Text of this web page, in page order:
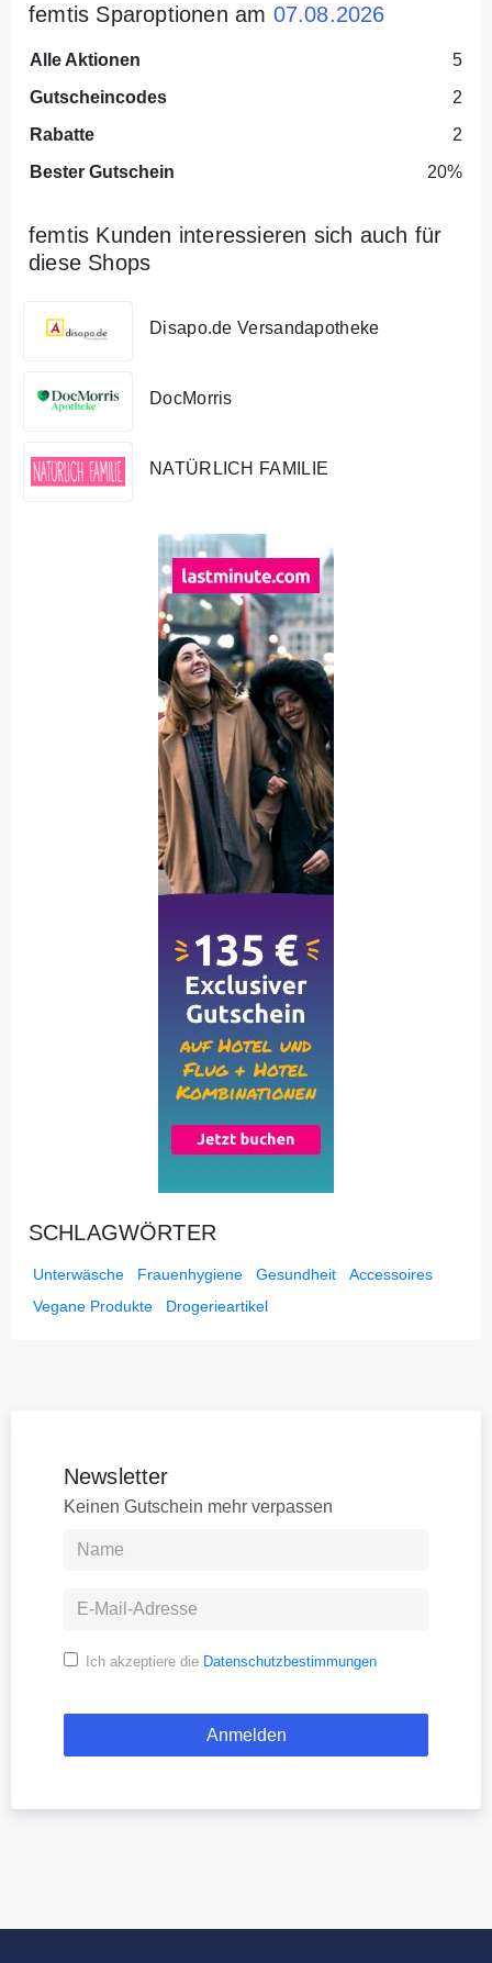
femtis Sparoptionen am 07.08.2026
Alle Aktionen
5
Gutscheincodes
2
Rabatte
2
Bester Gutschein
20%
femtis Kunden interessieren sich auch für
diese Shops
Disapo.de Versandapotheke
DocMorris
NATÜRLICH FAMILIE
SCHLAGWÖRTER
Unterwäsche Frauenhygiene Gesundheit
Accessoires
Vegane Produkte
Drogerieartikel
Newsletter
Keinen Gutschein mehr verpassen
Ich akzeptiere die Datenschutzbestimmungen